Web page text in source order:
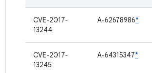
CVE-2017-
13244
A-62678986*
CVE-2017-
13245
A-64315347*